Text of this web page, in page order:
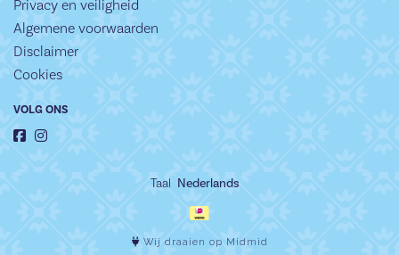
Privacy en veiligheid
Algemene voorwaarden
Disclaimer
Cookies
VOLG ONS
Taal
Wij draaien op Midmid